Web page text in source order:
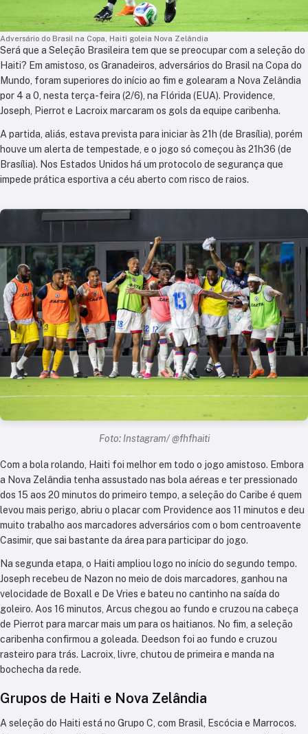
Adversário do Brasil na Copa, Haiti goleia Nova Zelândia
Será que a Seleção Brasileira tem que se preocupar com a seleção do
Haiti? Em amistoso, os Granadeiros, adversários do Brasil na Copa do
Mundo, foram superiores do início ao fim e golearam a Nova Zelândia
por 4 a 0, nesta terça-feira (2/6), na Flórida (EUA). Providence,
Joseph, Pierrot e Lacroix marcaram os gols da equipe caribenha.
A partida, aliás, estava prevista para iniciar às 21h (de Brasília), porém
houve um alerta de tempestade, e o jogo só começou às 21h36 (de
Brasília). Nos Estados Unidos há um protocolo de segurança que
impede prática esportiva a céu aberto com risco de raios.
Foto: Instagram/ @fhfhaiti
Com a bola rolando, Haiti foi melhor em todo o jogo amistoso. Embora
a Nova Zelândia tenha assustado nas bola aéreas e ter pressionado
dos 15 aos 20 minutos do primeiro tempo, a seleção do Caribe é quem
levou mais perigo, abriu o placar com Providence aos 11 minutos e deu
muito trabalho aos marcadores adversários com o bom centroavente
Casimir, que sai bastante da área para participar do jogo.
Na segunda etapa, o Haiti ampliou logo no início do segundo tempo.
Joseph recebeu de Nazon no meio de dois marcadores, ganhou na
velocidade de Boxall e De Vries e bateu no cantinho na saída do
goleiro. Aos 16 minutos, Arcus chegou ao fundo e cruzou na cabeça
de Pierrot para marcar mais um para os haitianos. No fim, a seleção
caribenha confirmou a goleada. Deedson foi ao fundo e cruzou
rasteiro para trás. Lacroix, livre, chutou de primeira e manda na
bochecha da rede.
Grupos de Haiti e Nova Zelândia
A seleção do Haiti está no Grupo C, com Brasil, Escócia e Marrocos.